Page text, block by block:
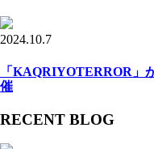
2024.10.7
「KAQRIYOTERROR」
催
RECENT BLOG